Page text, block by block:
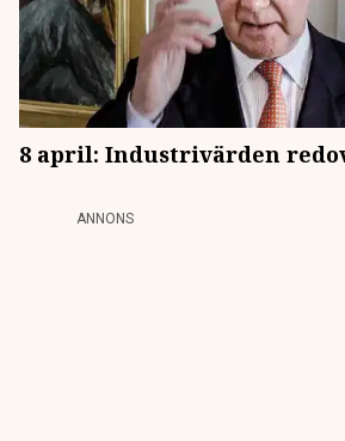
8 april: Industrivärden
ANNONS